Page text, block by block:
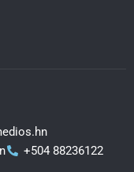
+504 88236122